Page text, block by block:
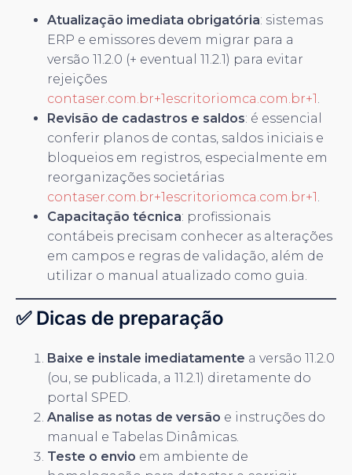
Atualização imediata obrigatória: sistemas
ERP e emissores devem migrar para a
versão 11.2.0 (+ eventual 11.2.1) para evitar
rejeições
contaser.com.br+1escritoriomca.com.br+1
Revisão de cadastros e saldos: é essencial
conferir planos de contas, saldos iniciais e
bloqueios em registros, especialmente em
reorganizações societárias
contaser.com.br+1escritoriomca.com.br+1
Capacitação técnica: profissionais
contábeis precisam conhecer as alterações
em campos e regras de validação, além de
utilizar o manual atualizado como guia.
✅ Dicas de preparação
Baixe e instale imediatamente a versão 11.2.0
(ou, se publicada, a 11.2.1) diretamente do
portal SPED.
Analise as notas de versão e instruções do
manual e Tabelas Dinâmicas.
Teste o envio em ambiente de